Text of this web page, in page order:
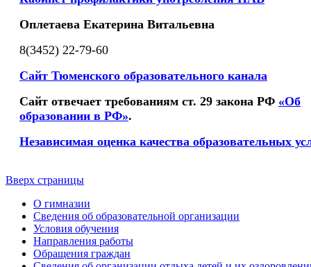
Оплетаева Екатерина Витальевна
8(3452) 22-79-60
Сайт Тюменского образовательного канала
Сайт отвечает требованиям ст. 29 закона РФ «Об
образовании в РФ».
Независимая оценка качества образовательных
Вверх страницы
О гимназии
Сведения об образовательной организации
Условия обучения
Направления работы
Обращения граждан